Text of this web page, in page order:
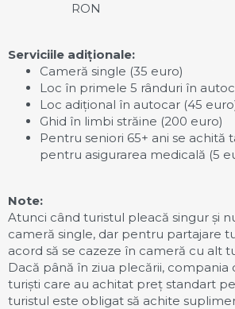
RON
Serviciile adiționale:
Cameră single (35 euro)
Loc în primele 5 rânduri în
Loc adițional în autocar (45
Ghid în limbi străine (200 euro)
Pentru seniori 65+ ani se achită
pentru asigurarea medicală (5
Note:
Atunci când turistul pleacă singur și
cameră single, dar pentru partajare
acord să se cazeze în cameră cu alt
Dacă până în ziua plecării, compania
turiști care au achitat preț standart
turistul este obligat să achite